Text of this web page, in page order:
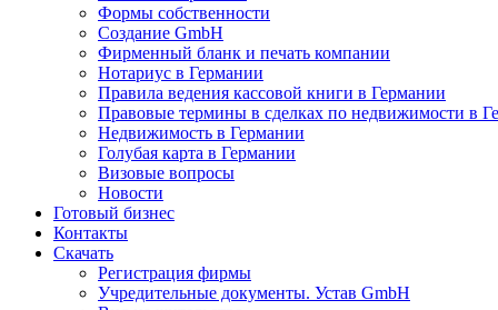
Формы собственности
Создание GmbH
Фирменный бланк и печать компании
Нотариус в Германии
Правила ведения кассовой книги в Германии
Правовые термины в сделках по недвижимости в
Недвижимость в Германии
Голубая карта в Германии
Визовые вопросы
Новости
Готовый бизнес
Контакты
Скачать
Регистрация фирмы
Учредительные документы. Устав GmbH